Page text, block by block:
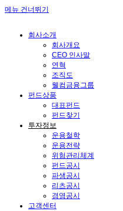
메뉴 건너뛰기
회사소개
회사개요
CEO 인사말
연혁
조직도
웰컴금융그룹
펀드상품
대표펀드
펀드찾기
투자정보
운용철학
운용전략
위험관리체계
펀드공시
파생공시
리츠공시
경영공시
고객센터